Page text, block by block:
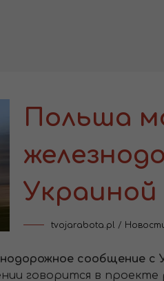
Польша
Украиной
tvojarabota.pl /
сообщение с
говорится в